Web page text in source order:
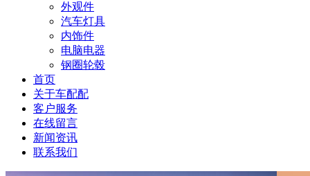
外观件
汽车灯具
内饰件
电脑电器
钢圈轮毂
首页
关于车配配
客户服务
在线留言
新闻资讯
联系我们